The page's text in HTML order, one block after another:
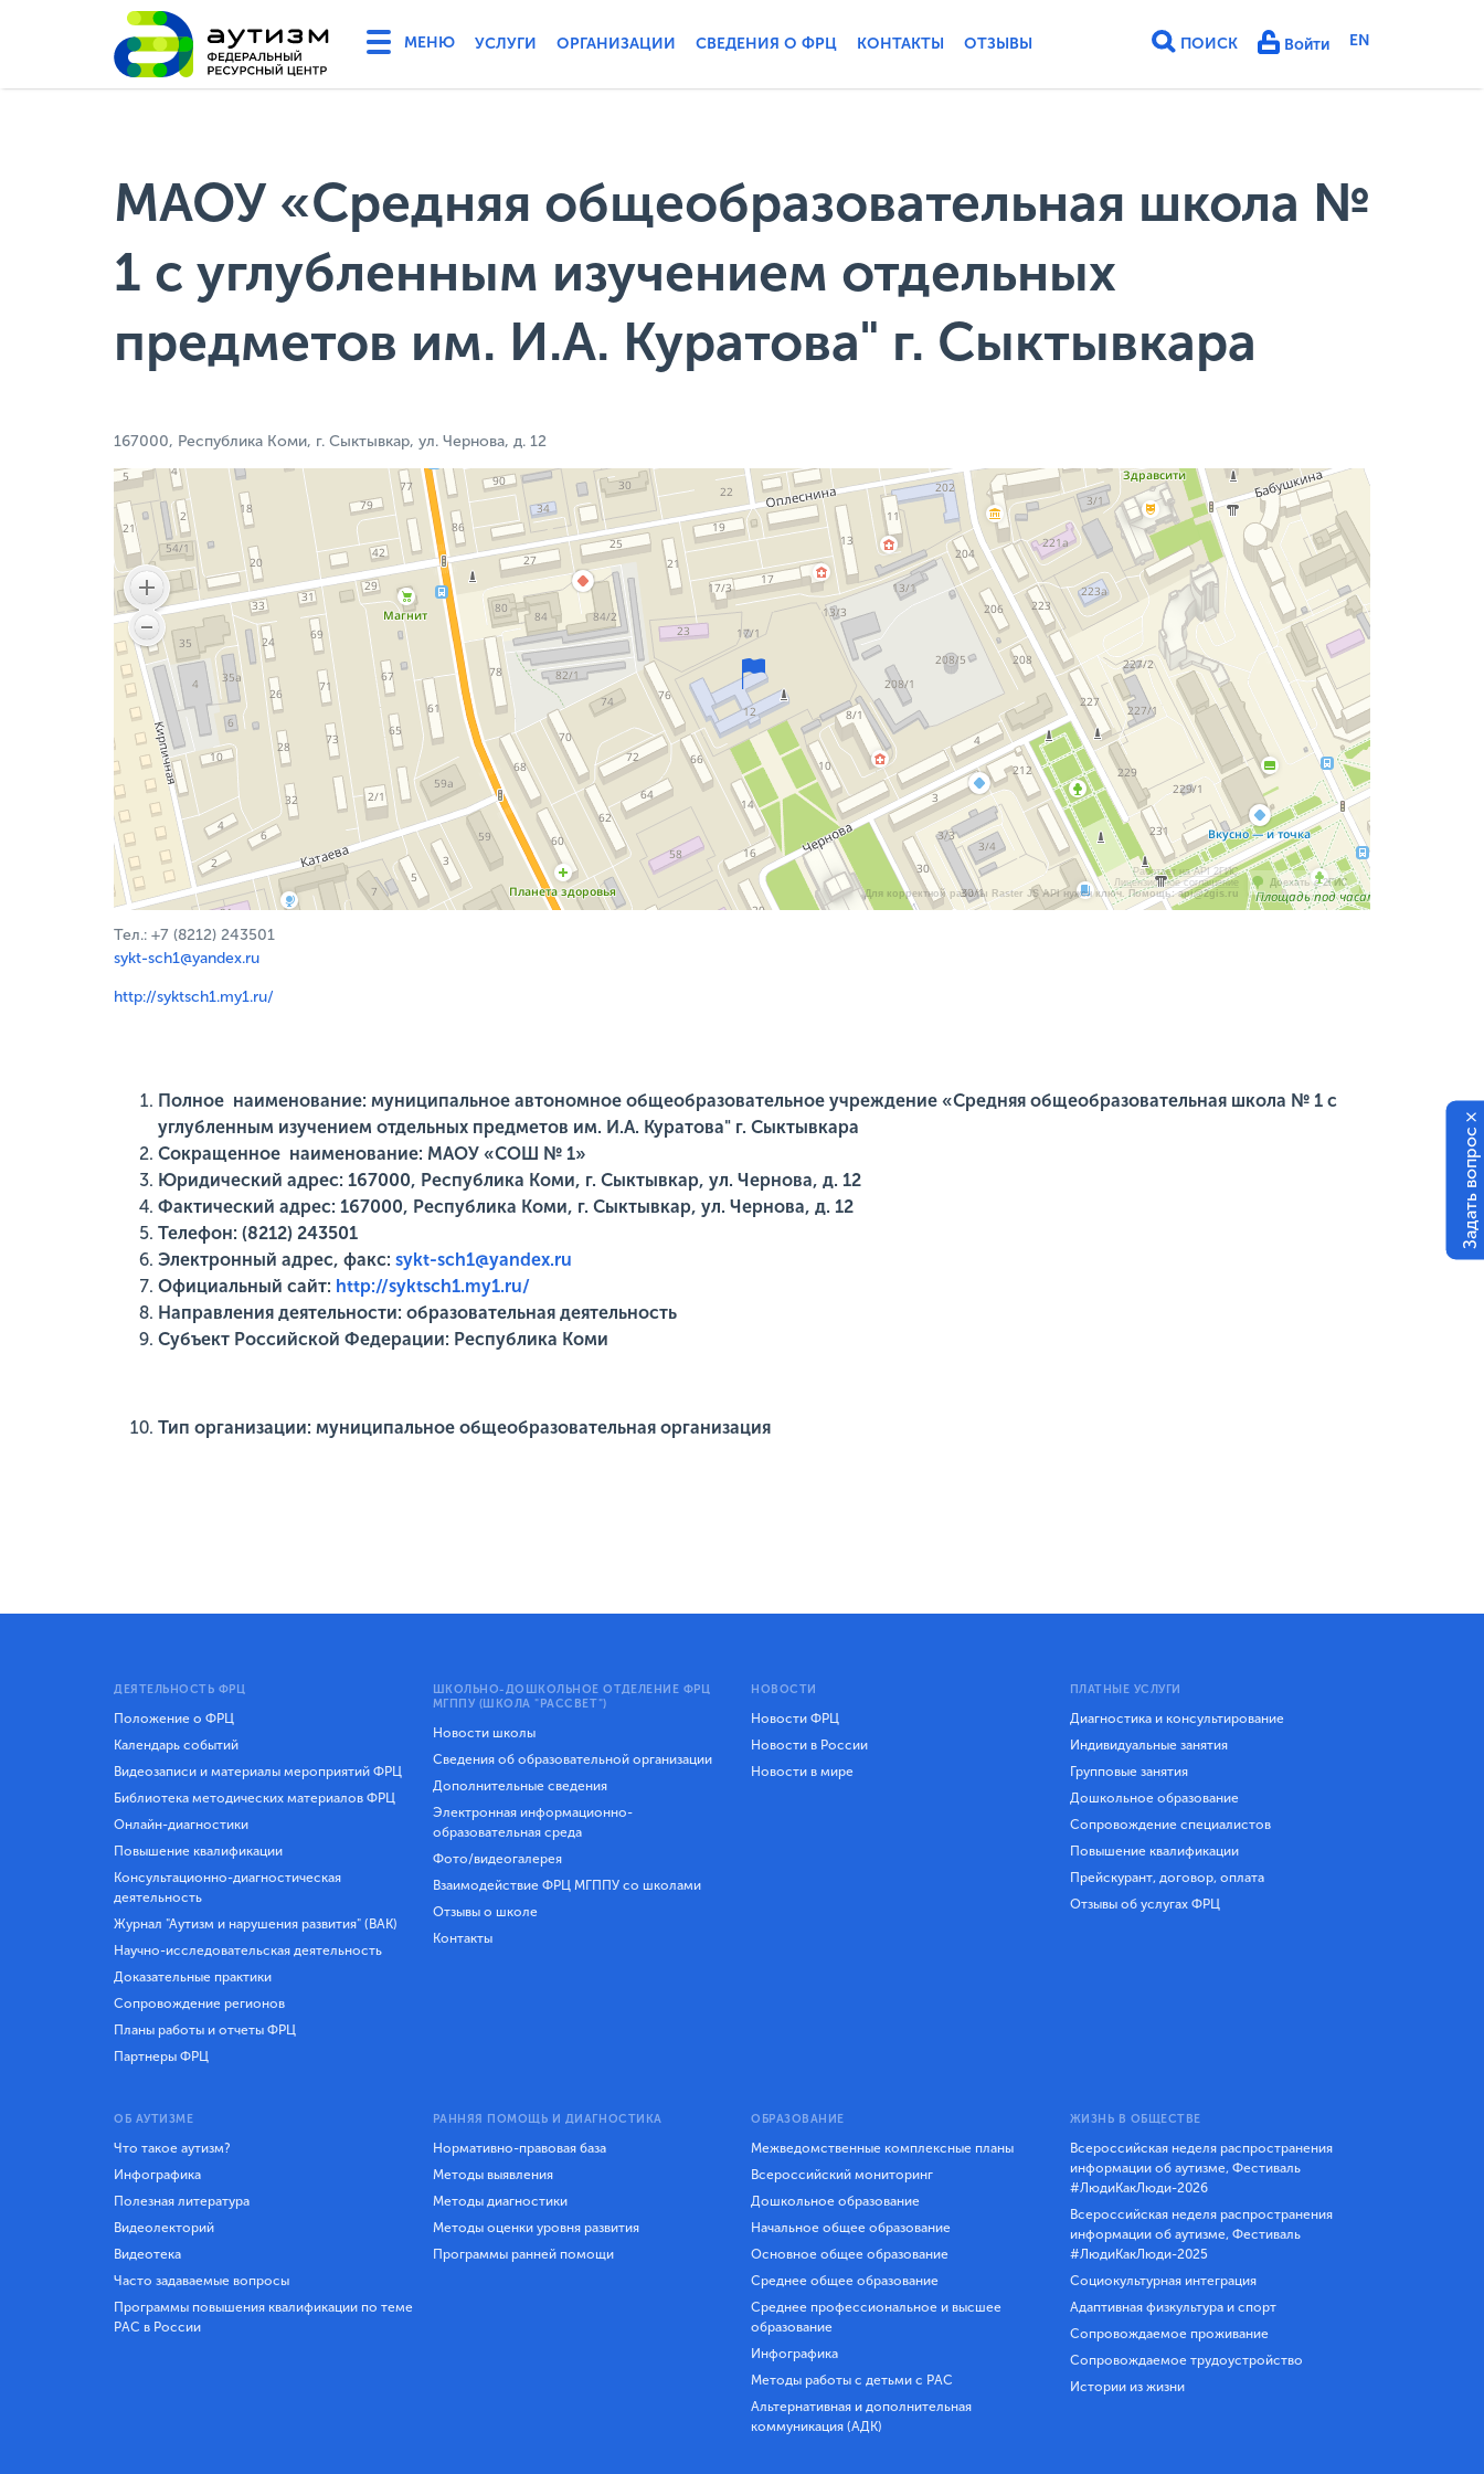
УСЛУГИ ОРГАНИЗАЦИИ СВЕДЕНИЯ О ФРЦ КОНТАКТЫ ОТЗЫВЫ ПОИСК Войти EN
МАОУ «Средняя общеобразовательная школа №
1 с углубленным изучением отдельных
предметов им. И.А. Куратова" г. Сыктывкара
167000, Республика Коми, г. Сыктывкар, ул. Чернова, д. 12
Работает на API 2ГИС
Лицензионное соглашение
Для корректной работы Raster JS API нужен ключ. Помощь: api@2gis.ru
Доехать с 2ГИС
Тел.: +7 (8212) 243501
sykt-sch1@yandex.ru
http://syktsch1.my1.ru/
Полное наименование: муниципальное автономное общеобразовательное учреждение «Средняя общеобразовательная школа № 1 с
углубленным изучением отдельных предметов им. И.А. Куратова" г. Сыктывкара
Сокращенное наименование: МАОУ «СОШ № 1»
Юридический адрес: 167000, Республика Коми, г. Сыктывкар, ул. Чернова, д. 12
Фактический адрес: 167000, Республика Коми, г. Сыктывкар, ул. Чернова, д. 12
Телефон: (8212) 243501
Электронный адрес, факс: sykt-sch1@yandex.ru
Официальный сайт: http://syktsch1.my1.ru/
Направления деятельности: образовательная деятельность
Субъект Российской Федерации: Республика Коми
Тип организации: муниципальное общеобразовательная организация
ДЕЯТЕЛЬНОСТЬ ФРЦ
Положение о ФРЦ
Календарь событий
Видеозаписи и материалы мероприятий ФРЦ
Библиотека методических материалов ФРЦ
Онлайн-диагностики
Повышение квалификации
Консультационно-диагностическая
деятельность
Журнал "Аутизм и нарушения развития" (ВАК)
Научно-исследовательская деятельность
Доказательные практики
Сопровождение регионов
Планы работы и отчеты ФРЦ
Партнеры ФРЦ
ШКОЛЬНО-ДОШКОЛЬНОЕ ОТДЕЛЕНИЕ ФРЦ
МГППУ (ШКОЛА "РАССВЕТ")
Новости школы
Сведения об образовательной организации
Дополнительные сведения
Электронная информационно-
образовательная среда
Фото/видеогалерея
Взаимодействие ФРЦ МГППУ со школами
Отзывы о школе
Контакты
НОВОСТИ
Новости ФРЦ
Новости в России
Новости в мире
ПЛАТНЫЕ УСЛУГИ
Диагностика и консультирование
Индивидуальные занятия
Групповые занятия
Дошкольное образование
Сопровождение специалистов
Повышение квалификации
Прейскурант, договор, оплата
Отзывы об услугах ФРЦ
ОБ АУТИЗМЕ
Что такое аутизм?
Инфографика
Полезная литература
Видеолекторий
Видеотека
Часто задаваемые вопросы
Программы повышения квалификации по теме
РАС в России
РАННЯЯ ПОМОЩЬ И ДИАГНОСТИКА
Нормативно-правовая база
Методы выявления
Методы диагностики
Методы оценки уровня развития
Программы ранней помощи
ОБРАЗОВАНИЕ
Межведомственные комплексные планы
Всероссийский мониторинг
Дошкольное образование
Начальное общее образование
Основное общее образование
Среднее общее образование
Среднее профессиональное и высшее
образование
Инфографика
Методы работы с детьми с РАС
Альтернативная и дополнительная
коммуникация (АДК)
ЖИЗНЬ В ОБЩЕСТВЕ
Всероссийская неделя распространения
информации об аутизме, Фестиваль
#ЛюдиКакЛюди-2026
Всероссийская неделя распространения
информации об аутизме, Фестиваль
#ЛюдиКакЛюди-2025
Социокультурная интеграция
Адаптивная физкультура и спорт
Сопровождаемое проживание
Сопровождаемое трудоустройство
Истории из жизни
Задать вопрос
×